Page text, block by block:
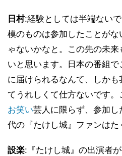
日村:経験としては半端ない
模のものは参加したことが
ゃないかなと。この先の未
いと思います。日本の番組
に届けられるなんて、しか
てうれしくて仕方ないです
お笑い芸人に限らず、参加
代の『たけし城』ファンはた
設楽:『たけし城』の出演者